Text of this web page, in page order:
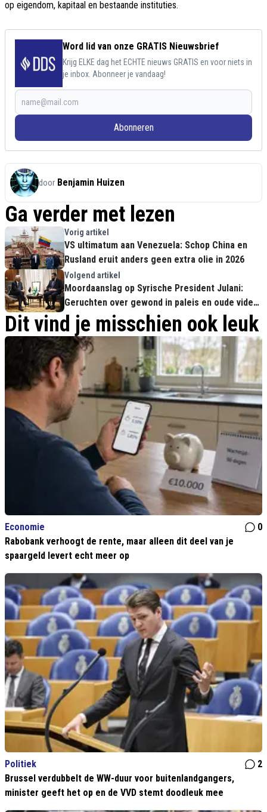
op eigendom, kapitaal en bestaande instituties.
Word lid van onze GRATIS Nieuwsbrief
Krijg ELKE dag het ECHTE nieuws GRATIS en voor niets in
je inbox. Abonneer je vandaag!
Abonneren
door Benjamin Huizen
Ga verder met lezen
Vorig artikel
VS ultimatum aan Venezuela: Schop China en
Rusland eruit anders geen extra olie in 2026
Volgend artikel
Moordaanslag op Syrische President Julani:
Geruchten over gewond in paleis en oude video
als bewijs
Dit vind je misschien ook leuk
Economie
0
Rabobank verhoogt de rente, maar alleen dit deel van je
spaargeld levert echt meer op
Politiek
2
Brussel verdubbelt de WW-duur voor buitenlandgangers,
minister geeft het op en de VVD stemt doodleuk mee